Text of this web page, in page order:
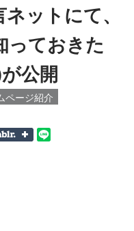
ットにて、
っておきた
公開
ページ紹介